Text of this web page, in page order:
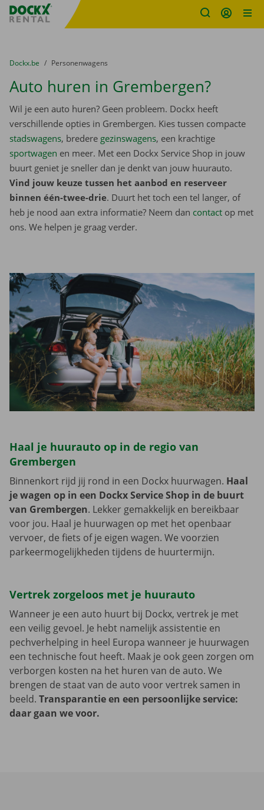
Fratello DEMO
U bevindt zich hier:
van
Dockx.be naar
Personenwagens
Auto huren in Grembergen?
Wil je een auto huren? Geen probleem. Dockx heeft
verschillende opties in Grembergen. Kies tussen compacte
stadswagens, bredere gezinswagens, een krachtige
sportwagen en meer. Met een Dockx Service Shop in jouw
buurt geniet je sneller dan je denkt van jouw huurauto.
Vind jouw keuze tussen het aanbod en reserveer
binnen één-twee-drie. Duurt het toch een tel langer, of
heb je nood aan extra informatie? Neem dan contact op met
ons. We helpen je graag verder.
Haal je huurauto op in de regio van
Grembergen
Binnenkort rijd jij rond in een Dockx huurwagen. Haal
je wagen op in een Dockx Service Shop in de buurt
van Grembergen. Lekker gemakkelijk en bereikbaar
voor jou. Haal je huurwagen op met het openbaar
vervoer, de fiets of je eigen wagen. We voorzien
parkeermogelijkheden tijdens de huurtermijn.
Vertrek zorgeloos met je huurauto
Wanneer je een auto huurt bij Dockx, vertrek je met
een veilig gevoel. Je hebt namelijk assistentie en
pechverhelping in heel Europa wanneer je huurwagen
een technische fout heeft. Maak je ook geen zorgen om
verborgen kosten na het huren van de auto. We
brengen de staat van de auto voor vertrek samen in
beeld. Transparantie en een persoonlijke service:
daar gaan we voor.